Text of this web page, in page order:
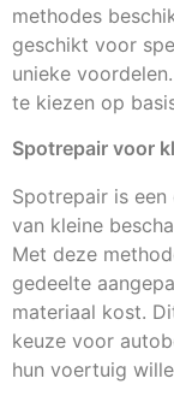
methodes
geschikt voor
unieke
te kiezen op
Spotrepair voor
Spotrepair is
van kleine
Met deze
gedeelte
materiaal kost.
keuze voor
hun voertuig